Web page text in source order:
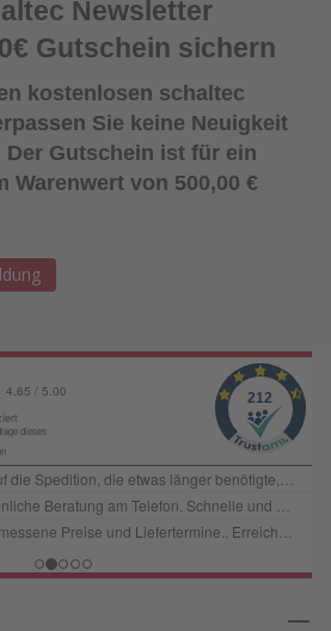
Newsletter
Gutschein sichern
kostenlosen schaltec
Sie keine Neuigkeit
Der Gutschein ist für ein
Warenwert von 500,00 €